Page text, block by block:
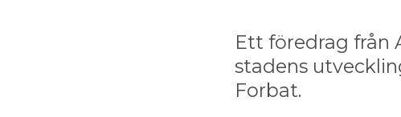
Ett föredrag från
stadens
Forbat.